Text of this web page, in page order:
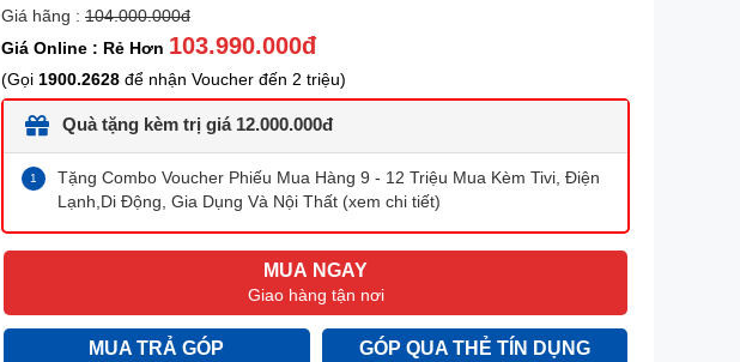
Giá hãng : 104.000.000đ
Giá Online : Rẻ Hơn 103.990.000đ
(Gọi 1900.2628 để nhận Voucher đến 2 triệu)
Quà tặng kèm trị giá 12.000.000đ
Tặng Combo Voucher Phiếu Mua Hàng 9 - 12 Triệu Mua Kèm Tivi, Điện
Lạnh,Di Động, Gia Dụng Và Nội Thất (xem chi tiết)
MUA NGAY
Giao hàng tận nơi
MUA TRẢ GÓP GÓP QUA THẺ TÍN DỤNG